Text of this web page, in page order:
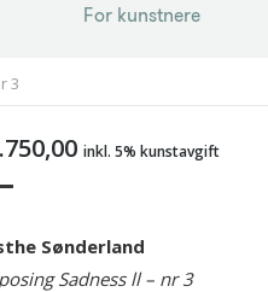
For kunstnere
3
inkl. 5% kunstavgift
Sønderland
Sadness ll – nr 3